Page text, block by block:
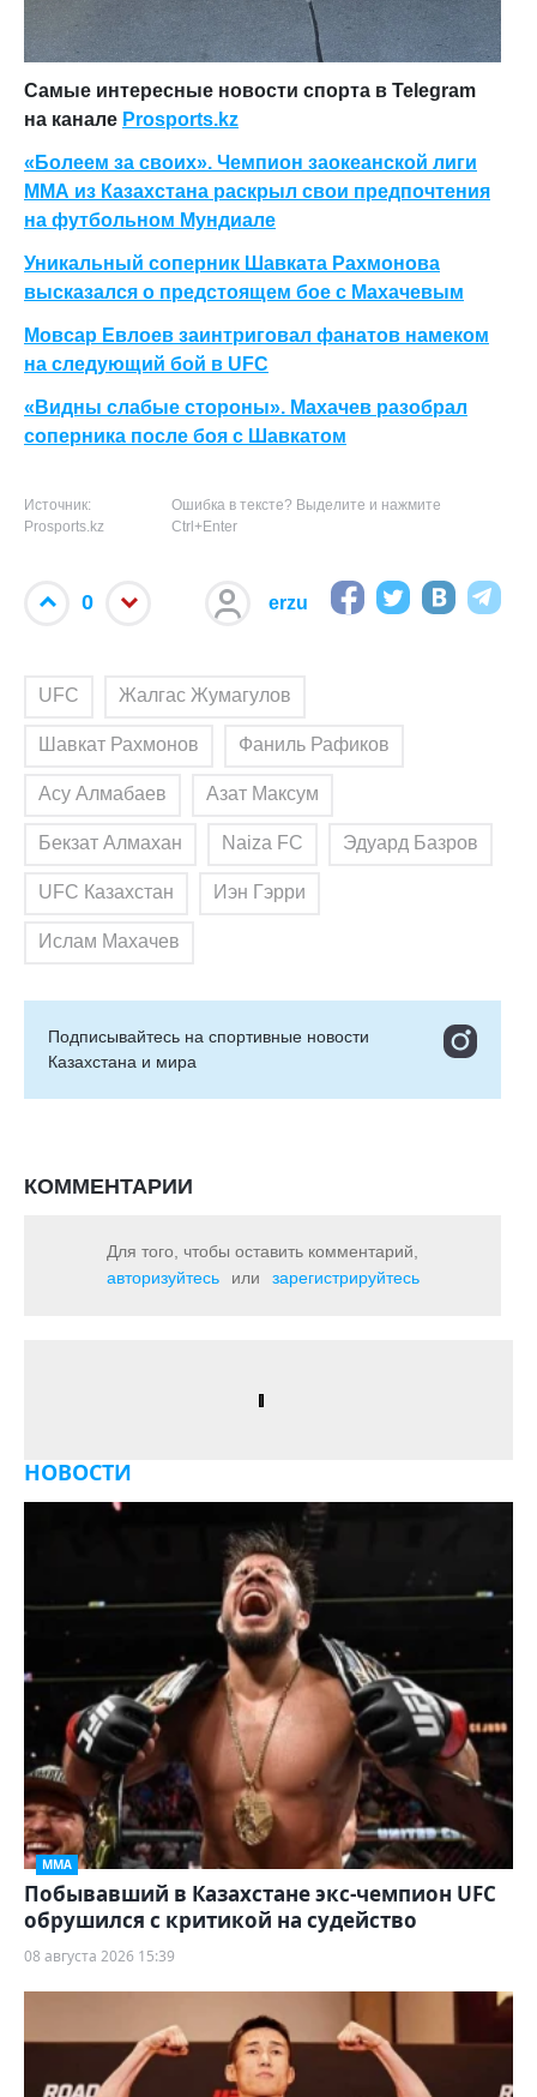
Самые интересные новости спорта в Telegram
на канале Prosports.kz
«Болеем за своих». Чемпион заокеанской лиги
ММА из Казахстана раскрыл свои предпочтения
на футбольном Мундиале
Уникальный соперник Шавката Рахмонова
высказался о предстоящем бое с Махачевым
Мовсар Евлоев заинтриговал фанатов намеком
на следующий бой в UFC
«Видны слабые стороны». Махачев разобрал
соперника после боя с Шавкатом
Источник:
Prosports.kz
Ошибка в тексте? Выделите и нажмите
Ctrl+Enter
0 erzu
UFC Жалгас Жумагулов
Шавкат Рахмонов Фаниль Рафиков
Асу Алмабаев Азат Максум
Бекзат Алмахан Naiza FC Эдуард Базров
UFC Казахстан Иэн Гэрри
Ислам Махачев
Подписывайтесь на cпортивные новости
Казахстана и мира
КОММЕНТАРИИ
Для того, чтобы оставить комментарий,
авторизуйтесь
или зарегистрируйтесь
НОВОСТИ
ММА
Побывавший в Казахстане экс-чемпион UFC
обрушился с критикой на судейство
08 августа 2026 15:39